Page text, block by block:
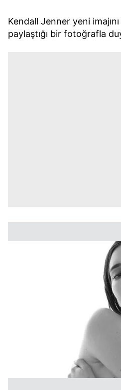
Kendall Jenner yeni
paylaştığı bir fotoğrafla